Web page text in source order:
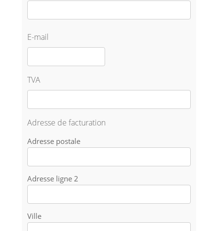
E-mail
TVA
Adresse de facturation
Adresse postale
Adresse ligne 2
Ville